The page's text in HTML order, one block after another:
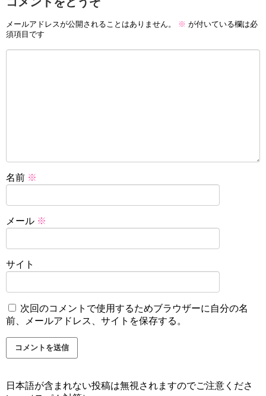
メールアドレスが公開されることはありません。 ※ が付いている欄は必
須項目です
名前 ※
メール ※
サイト
次回のコメントで使用するためブラウザーに自分の名
前、メールアドレス、サイトを保存する。
日本語が含まれない投稿は無視されますのでご注意くださ